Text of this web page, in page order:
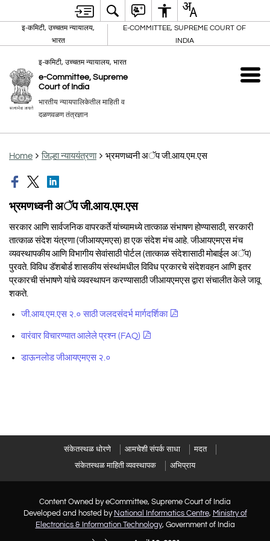
इ-कमिटी, उच्चतम न्यायालय,
भारत
E-COMMITTEE, SUPREME COURT OF
INDIA
इ-कमिटी, उच्चतम न्यायालय, भारत
e-Committee, Supreme
Court of India
भारतीय न्यायपालिकेतील माहिती व
दळणवळण तंत्रज्ञान
Home जिल्हा न्याययंत्रणा भ्रमणध्वनी अॅप जी.आय.एम.एस
भ्रमणध्वनी अॅप जी.आय.एम.एस
सरकार आणि सार्वजनिक वापरकर्ते यांच्यामध्ये तात्काळ संभाषण होण्यासाठी, सरकारी
तात्काळ संदेश यंत्रणा (जीआयएमएस) हा एक संदेश मंच आहे. जीआयएमएस मंच
व्यवस्थापकीय आणि विभागीय सेवांसाठी पोर्टल (तात्काळ संदेशासाठी मोबाईल अॅप)
पुरवते. विविध डॅशबोर्ड शासकीय संस्थांमधील विविध प्रकारचे संदेशवहन आणि इतर
प्रकारची संभाषणे यांचे व्यवस्थापन करण्यासाठी जीआयएमएस द्वारा संचालीत केले जावू
शकते.
जी.आय.एम.एस २.० साठी जलदसंदर्भ मार्गदर्शिका
वारंवार विचारण्यात आलेले प्रश्न (FAQ)
डाऊनलोड जीआयएमएस २.०
संकेतस्थळ धोरणे आमचेशी संपर्क साधा
मदत
संकेतस्थळ माहिती व्यवस्थापक
अभिप्राय
Content Owned by eCommittee, Supreme Court of India
Developed and hosted by National Informatics Centre, Ministry of
Electronics & Information Technology, Government of India